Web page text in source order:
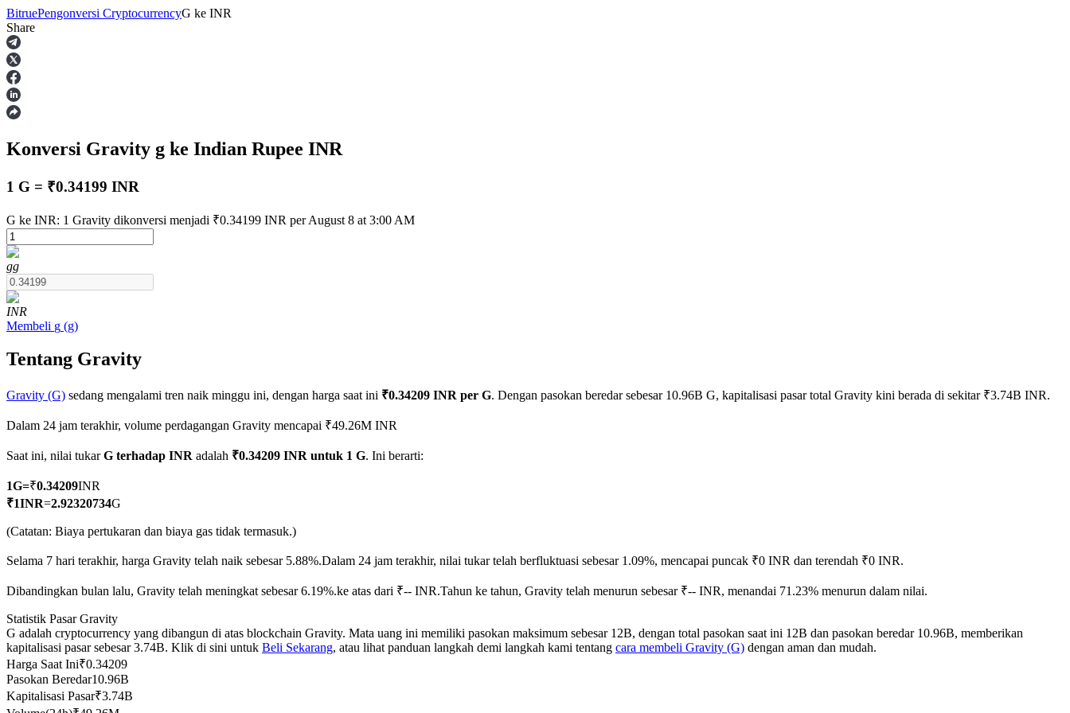
Berjangka
COIN-M Berjangka
Mata Uang Kripto Berjangka
Derivatif saham, forex, logam mulia, dan komoditas
USDC Berjangka
BitruePengonversi CryptocurrencyG ke INR
Share
Konversi Gravity g ke Indian Rupee INR
1 G = ₹0.34199 INR
G ke INR: 1 Gravity dikonversi menjadi ₹0.34199 INR per August 8 at 3:00 AM
gg
INR
Membeli g (g)
Tentang Gravity
Gravity (G) sedang mengalami tren naik minggu ini, dengan harga saat ini ₹0.34209 INR per G. Dengan pasokan beredar sebesar 10.96B G, kapitalisasi pasar total Gravity kini berada di sekitar ₹3.74B INR.
Dalam 24 jam terakhir, volume perdagangan Gravity mencapai ₹49.26M INR
Saat ini, nilai tukarG terhadap INR adalah ₹0.34209 INR untuk 1 G. Ini berarti:
1G=₹0.34209INR
₹1INR=2.92320734G
(Catatan: Biaya pertukaran dan biaya gas tidak termasuk.)
Selama 7 hari terakhir, harga Gravity telah naik sebesar 5.88%.Dalam 24 jam terakhir, nilai tukar telah berfluktuasi sebesar 1.09%, mencapai puncak ₹0 INR dan terendah ₹0 INR.
Dibandingkan bulan lalu, Gravity telah meningkat sebesar 6.19%.ke atas dari ₹-- INR.Tahun ke tahun, Gravity telah menurun sebesar ₹-- INR, menandai 71.23% menurun dalam nilai.
Statistik Pasar Gravity
G adalah cryptocurrency yang dibangun di atas blockchain Gravity. Mata uang ini memiliki pasokan maksimum sebesar 12B, dengan total pasokan saat ini 12B dan pasokan beredar 10.96B, memberikan
kapitalisasi pasar sebesar 3.74B. Klik di sini untuk Beli Sekarang, atau lihat panduan langkah demi langkah kami tentang cara membeli Gravity (G) dengan aman dan mudah.
Harga Saat Ini₹0.34209
Pasokan Beredar10.96B
Kapitalisasi Pasar₹3.74B